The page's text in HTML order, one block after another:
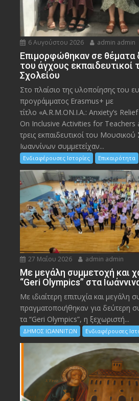
6 Αυγούστου 2026 admin admin
Eπιμορφώθηκαν σε θέματα
του άγχους εκπαιδευτικοί
Σχολείου
Στο πλαίσιο της υλοποίησης του
προγράμματος Erasmus+ με
τίτλο «A.R.M.ON.I.A.: Anxiety’s
On Inclusive Activities for Teachers
τρεις εκπαιδευτικοί του Μουσικού
Ιωαννίνων συμμετείχαν...
Ενδιαφέρουσες Ιστορίες Επικαιρότητα
27 Μαΐου 2026 admin admin
Με μεγάλη συμμετοχή και
“Geri Olympics” στα
Με ιδιαίτερη επιτυχία και μεγάλη
πραγματοποιήθηκαν για δεύτερη
τα “Geri Olympics”, η ξεχωριστή...
ΔΗΜΟΣ ΙΩΑΝΝΙΤΩΝ Ενδιαφέρουσες